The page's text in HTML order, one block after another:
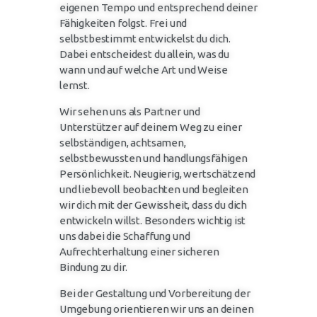
eigenen Tempo und entsprechend deiner
Fähigkeiten folgst. Frei und
selbstbestimmt entwickelst du dich.
Dabei entscheidest du allein, was du
wann und auf welche Art und Weise
lernst.
Wir sehen uns als Partner und
Unterstützer auf deinem Weg zu einer
selbständigen, achtsamen,
selbstbewussten und handlungsfähigen
Persönlichkeit. Neugierig, wertschätzend
und liebevoll beobachten und begleiten
wir dich mit der Gewissheit, dass du dich
entwickeln willst. Besonders wichtig ist
uns dabei die Schaffung und
Aufrechterhaltung einer sicheren
Bindung zu dir.
Bei der Gestaltung und Vorbereitung der
Umgebung orientieren wir uns an deinen